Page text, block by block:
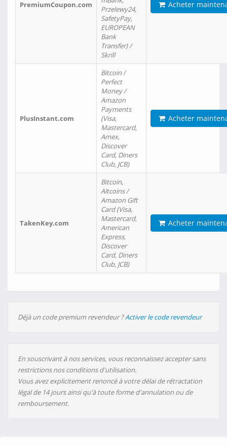
PremiumCoupon.com
Przelewy24,
SafetyPay,
EUROPEAN
Bank
Transfer) /
Skrill
Acheter
PlusInstant.com
Bitcoin /
Perfect
Money /
Amazon
Payments
(Visa,
Mastercard,
Amex,
Discover
Card, Diners
Club, JCB)
Acheter
TakenKey.com
Bitcoin,
Altcoins /
Amazon Gift
Card (Visa,
Mastercard,
American
Express,
Discover
Card, Diners
Club, JCB)
Acheter
Déjà un code premium revendeur ?Activer le code revendeur
En souscrivant à nos services, vous reconnaissez accepter sans
restrictions nos conditions d'utilisation.
Vous avez explicitement renoncé à votre délai de rétractation
légal de 14 jours ainsi qu'à toute forme d'annulation ou de
remboursement.